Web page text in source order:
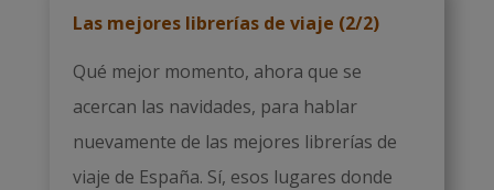
Las mejores librerías de viaje (2/2)
Qué mejor momento, ahora que se
acercan las navidades, para hablar
nuevamente de las mejores librerías de
viaje de España. Sí, esos lugares donde